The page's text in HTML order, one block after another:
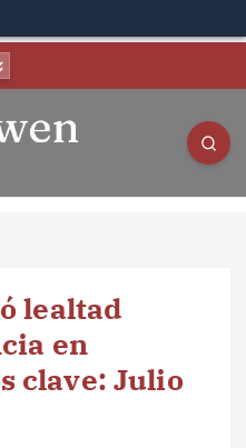
lealtad
en
clave: Julio